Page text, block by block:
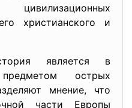
цивилизационных
христианского и
является в
острых
мнение, что
части Европы